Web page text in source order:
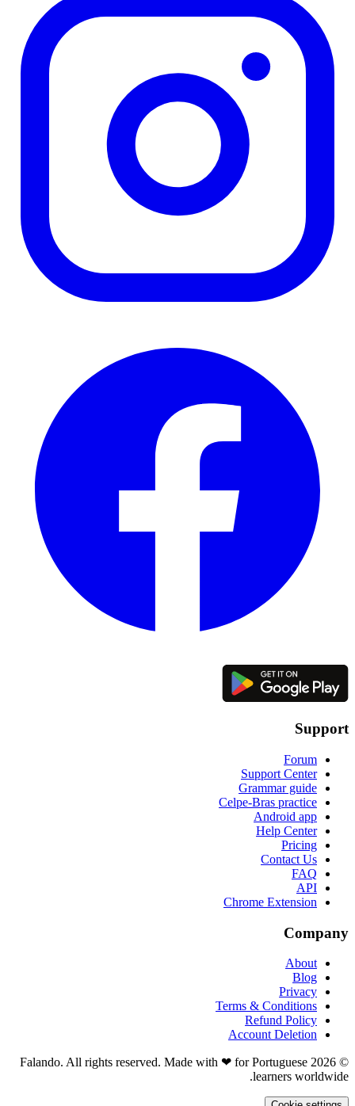
Support
Forum
Support Center
Grammar guide
Celpe-Bras practice
Android app
Help Center
Pricing
Contact Us
FAQ
API
Chrome Extension
Company
About
Blog
Privacy
Terms & Conditions
Refund Policy
Account Deletion
© 2026 Falando. All rights reserved. Made with ❤ for Portuguese
learners worldwide.